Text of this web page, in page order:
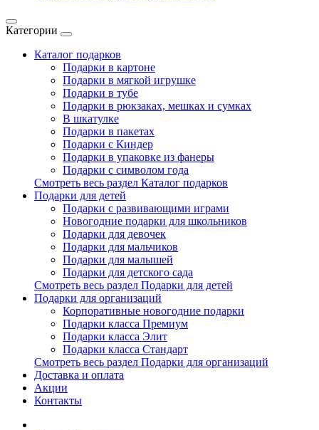
Категории
Каталог подарков
Подарки в картоне
Подарки в мягкой игрушке
Подарки в тубе
Подарки в рюкзаках, мешках и сумках
В шкатулке
Подарки в пакетах
Подарки с Киндер
Подарки в упаковке из фанеры
Подарки с символом года
Смотреть весь раздел Каталог подарков
Подарки для детей
Подарки с развивающими играми
Новогодние подарки для школьников
Подарки для девочек
Подарки для мальчиков
Подарки для малышей
Подарки для детского сада
Смотреть весь раздел Подарки для детей
Подарки для организаций
Корпоративные новогодние подарки
Подарки класса Премиум
Подарки класса Элит
Подарки класса Стандарт
Смотреть весь раздел Подарки для организаций
Доставка и оплата
Акции
Контакты